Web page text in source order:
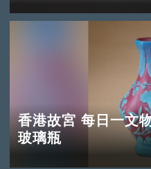
香港故宮 每日一文
玻璃瓶